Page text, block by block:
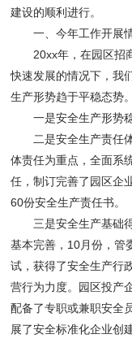
建设的顺利进行。
一、今年工作开展
20xx年，在园区招商
快速发展的情况下，我
生产形势趋于平稳态势。
一是安全生产形势稳
二是安全生产责任体
体责任为重点，全面系
任，制订完善了园区企
60份安全生产责任书。
三是安全生产基础得
基本完善，10月份，管
试，获得了安全生产行
营行为力度。园区投产
配备了专职或兼职安全
展了安全标准化企业创